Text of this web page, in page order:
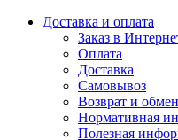
Доставка и оплата
Заказ в
Оплата
Доставка
Самовывоз
Возврат и обмен
Нормативная
Полезная